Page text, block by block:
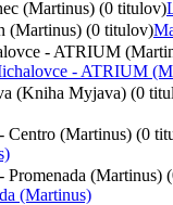
(Martinus) (0 titulov)
(Martinus) (0 titulov)
- ATRIUM
- ATRIUM
(Kniha Myjava) (0
Centro (Martinus) (0
Promenada (Martinus)
(Martinus)